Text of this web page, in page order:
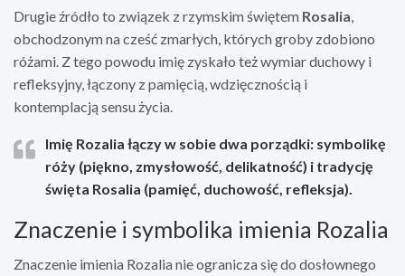
Drugie źródło to związek z rzymskim świętem Rosalia,
obchodzonym na cześć zmarłych, których groby zdobiono
różami. Z tego powodu imię zyskało też wymiar duchowy i
refleksyjny, łączony z pamięcią, wdzięcznością i
kontemplacją sensu życia.
Imię Rozalia łączy w sobie dwa porządki: symbolikę
róży (piękno, zmysłowość, delikatność) i tradycję
święta Rosalia (pamięć, duchowość, refleksja).
Znaczenie i symbolika imienia Rozalia
Znaczenie imienia Rozalia nie ogranicza się do dosłownego